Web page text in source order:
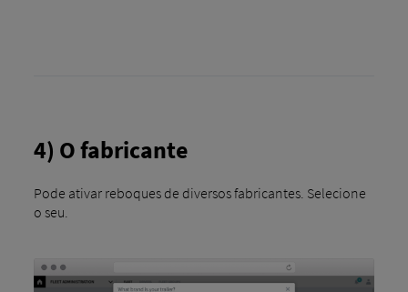
4) O fabricante
Pode ativar reboques de diversos fabricantes. Selecione
o seu.